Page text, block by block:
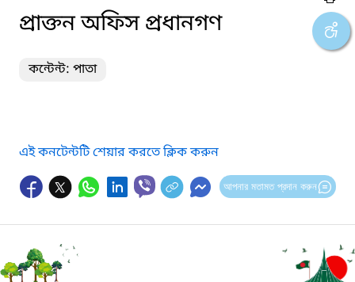
প্রাক্তন অফিস প্রধানগণ
কন্টেন্ট: পাতা
এই কনটেন্টটি শেয়ার করতে ক্লিক করুন
আপনার মতামত প্রদান করুন